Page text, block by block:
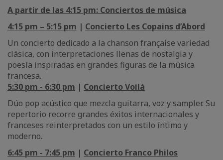
A partir de las 4:15 pm: Conciertos de música
4:15 pm – 5:15 pm | Concierto Les Copains d’Abord
Un concierto dedicado a la chanson française variedad
clásica, con interpretaciones llenas de nostalgia y
poesía inspiradas en grandes figuras de la música
francesa.
5:30 pm - 6:30 pm | Concierto Voilà
Dúo pop acústico que mezcla guitarra, voz y sampler. Su
repertorio recorre grandes éxitos internacionales y
franceses reinterpretados con un estilo íntimo y
moderno.
6:45 pm - 7:45 pm | Concierto Franco Philos